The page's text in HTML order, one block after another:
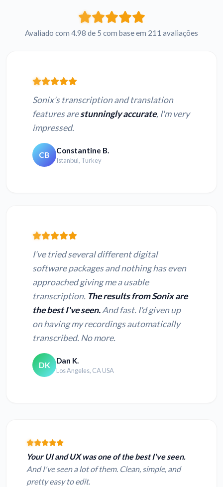
Avaliado com 4.98 de 5 com base em 211 avaliações
Sonix's transcription and translation
features arestunningly accurate, I'm very
impressed.
CB Constantine B.
Istanbul, Turkey
I've tried several different digital
software packages and nothing has even
approached giving me a usable
transcription. The results from Sonix are
the best I've seen.And fast. I'd given up
on having my recordings automatically
transcribed. No more.
DK Dan K.
Los Angeles, CA USA
Your UI and UX was one of the best I've seen.
And I've seen a lot of them. Clean, simple, and
pretty easy to edit.